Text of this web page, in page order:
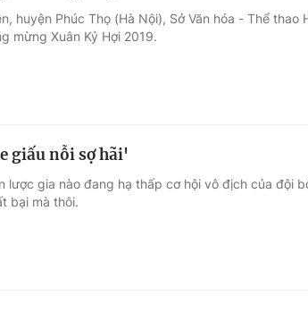
huyện Phúc Thọ (Hà Nội), Sở Văn hóa - Thể thao
mừng Xuân Kỷ Hợi 2019.
giấu nỗi sợ hãi'
lược gia nào đang hạ thấp cơ hội vô địch của đội
bại mà thôi.